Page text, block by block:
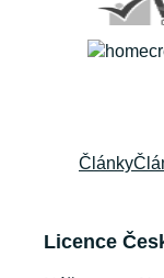
Články
Licence